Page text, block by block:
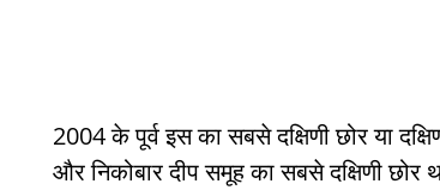
सामाजिक और धार्मिक आंदोलन
2004 के पूर्व इस का सबसे दक्षिणी छोर या
और निकोबार दीप समूह का सबसे दक्षिणी